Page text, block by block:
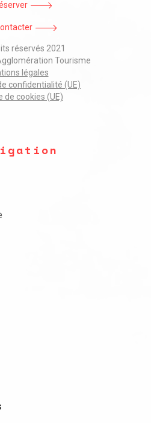
réservés 2021
Tourisme
légales
confidentialité (UE)
de cookies (UE)